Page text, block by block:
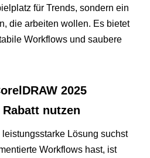
für Trends, sondern ein
die arbeiten wollen. Es bietet
Workflows und saubere
2025
nutzen
Lösung suchst
Workflows hast, ist